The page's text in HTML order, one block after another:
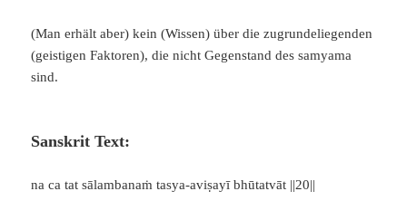
(Man erhält aber) kein (Wissen) über die zugrundeliegenden
(geistigen Faktoren), die nicht Gegenstand des samyama
sind.
Sanskrit Text:
na ca tat sālambanaṁ tasya-aviṣayī bhūtatvāt ||20||